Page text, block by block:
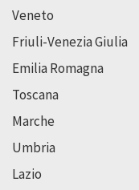
Veneto
Friuli-Venezia Giulia
Emilia Romagna
Toscana
Marche
Umbria
Lazio